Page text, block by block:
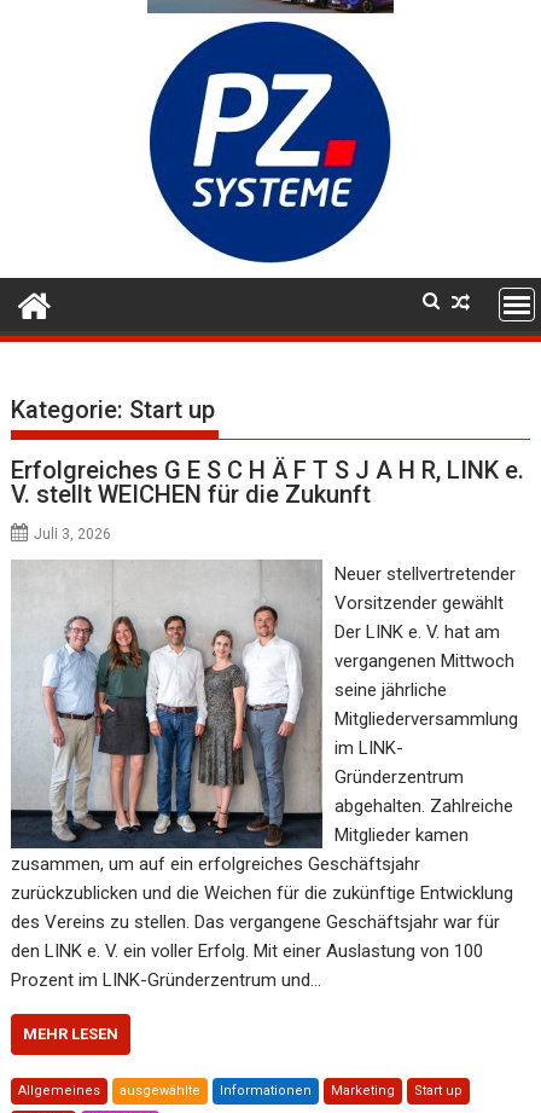
Kategorie: Start up
Erfolgreiches G E S C H Ä F T S J A H R, LINK e.
V. stellt WEICHEN für die Zukunft
Juli 3, 2026
Neuer stellvertretender
Vorsitzender gewählt
Der LINK e. V. hat am
vergangenen Mittwoch
seine jährliche
Mitgliederversammlung
im LINK-
Gründerzentrum
abgehalten. Zahlreiche
Mitglieder kamen
zusammen, um auf ein erfolgreiches Geschäftsjahr
zurückzublicken und die Weichen für die zukünftige Entwicklung
des Vereins zu stellen. Das vergangene Geschäftsjahr war für
den LINK e. V. ein voller Erfolg. Mit einer Auslastung von 100
Prozent im LINK-Gründerzentrum und…
MEHR LESEN
Allgemeines ausgewählte Informationen Marketing Start up